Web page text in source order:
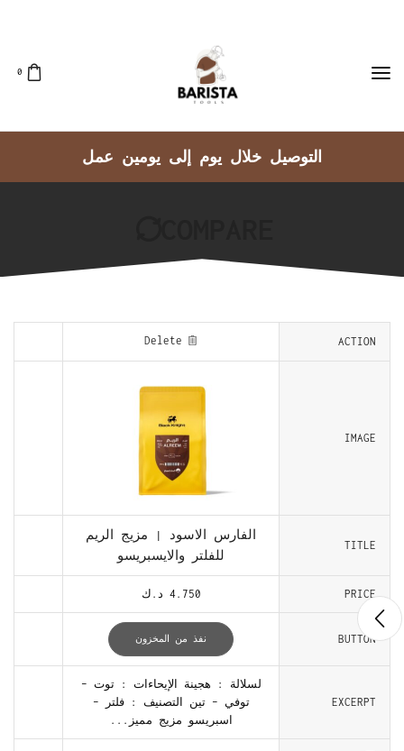
0
التوصيل خلال يوم إلى يومين عمل
ACTION
Delete
IMAGE
TITLE
الفارس الاسود | مزيج الريم
للفلتر والايسبريسو
PRICE
4.750 د.ك
BUTTON نفذ من المخزون
EXCERPT
لسلالة : هجينة الإيحاءات : توت –
توفي – تين التصنيف : فلتر –
اسبريسو مزيج مميز...